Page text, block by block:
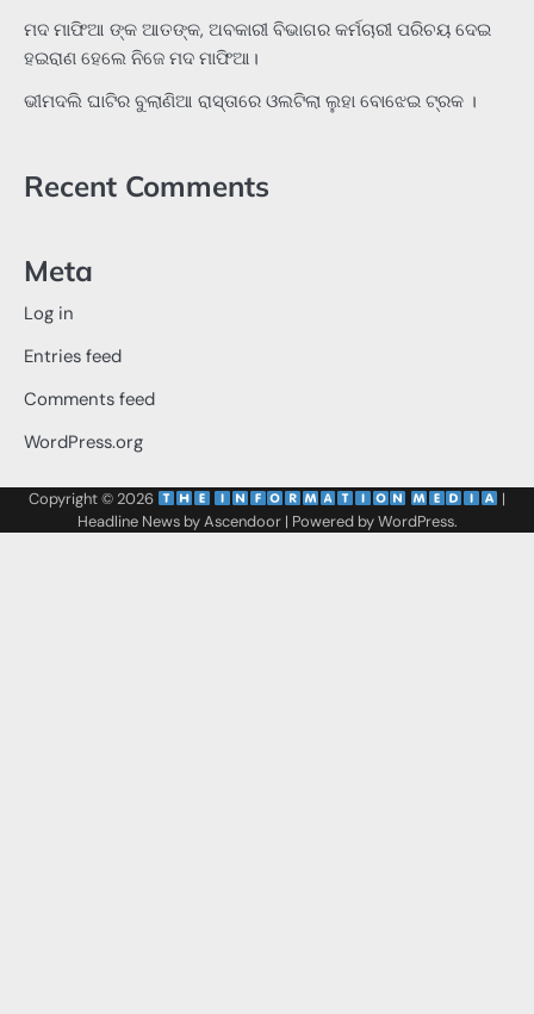
ମଦ ମାଫିଆ ଙ୍କ ଆତଙ୍କ, ଅବକାରୀ ବିଭାଗର କର୍ମଚାରୀ ପରିଚୟ ଦେଇ
ହଇରାଣ ହେଲେ ନିଜେ ମଦ ମାଫିଆ।
ଭୀମଦଲି ଘାଟିର ବୁଲାଣିଆ ରାସ୍ତାରେ ଓଲଟିଲା ଲୁହା ବୋଝେଇ ଟ୍ରକ ।
Recent Comments
Meta
Log in
Entries feed
Comments feed
WordPress.org
Copyright © 2026
|
Headline News byAscendoor| Powered byWordPress.